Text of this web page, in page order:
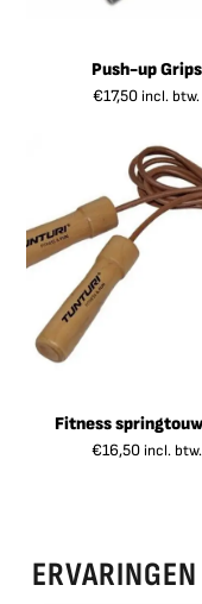
Push-up Grips
€17,50 incl. btw.
Fitness
€16,50 incl. btw.